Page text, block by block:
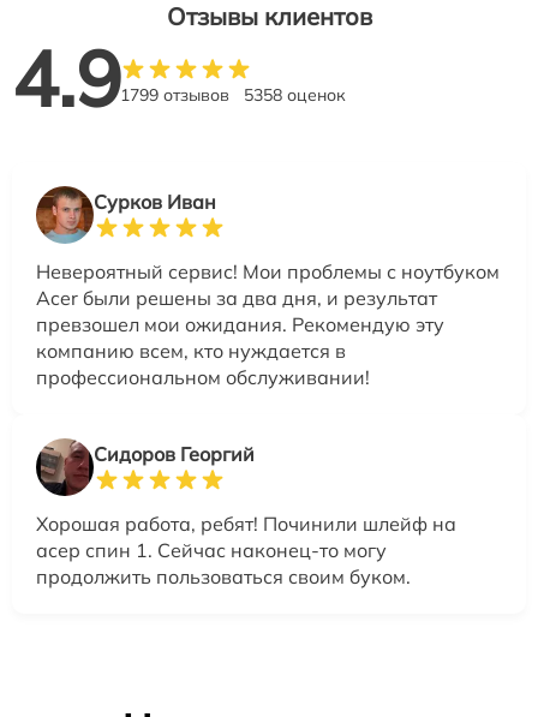
Отзывы клиентов
4.91799 отзывов 5358 оценок
Сурков Иван
Невероятный сервис! Мои проблемы с ноутбуком
Acer были решены за два дня, и результат
превзошел мои ожидания. Рекомендую эту
компанию всем, кто нуждается в
профессиональном обслуживании!
Сидоров Георгий
Хорошая работа, ребят! Починили шлейф на
асер спин 1. Сейчас наконец-то могу
продолжить пользоваться своим буком.